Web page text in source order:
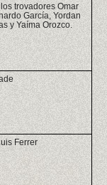
trovadores Omar
García, Yordan
y Yaíma Orozco.
Ferrer